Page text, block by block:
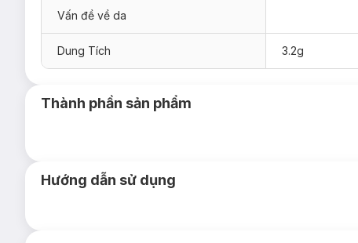
Bột phấn cực kỳ mềm mịn
MAC là hãng mỹ phẩm được đông đảo phụ nữ yêu thích.
Vấn đề về da
Dung Tích 3.2g
Thành phần sản phẩm
Hướng dẫn sử dụng